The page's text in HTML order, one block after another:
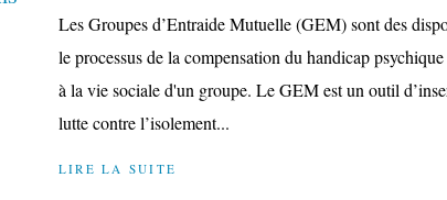
Les Groupes d’Entraide Mutuelle (GEM) sont des
le processus de la compensation du handicap
à la vie sociale d'un groupe. Le GEM est un outil
lutte contre l’isolement...
LIRE LA SUITE